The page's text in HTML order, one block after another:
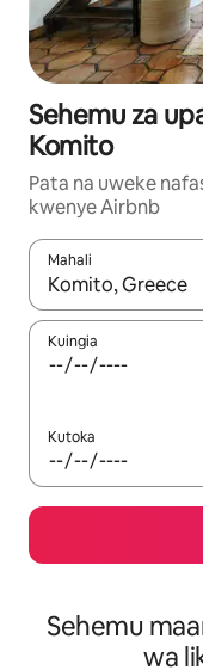
Sehemu za
Komito
Pata na uweke
kwenye Airbnb
Mahali
Wakati matokeo
Kuingia
Kutoka
Sehemu
wa